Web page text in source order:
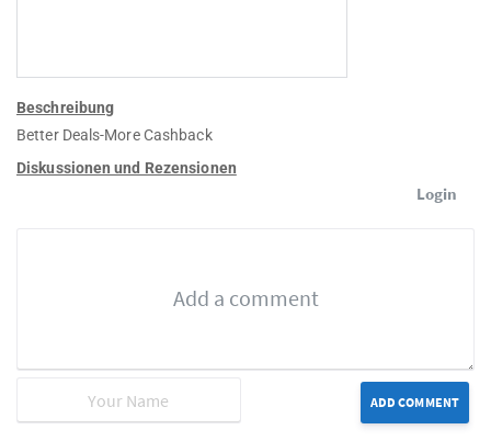
Beschreibung
Better Deals-More Cashback
Diskussionen und Rezensionen
Login
ADD COMMENT